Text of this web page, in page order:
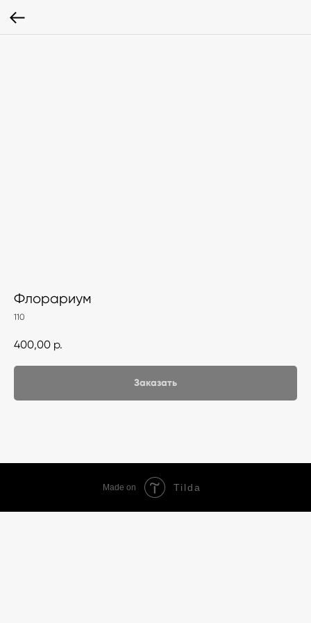
Флорариум
110
400,00 р.
Заказать
Made on Tilda